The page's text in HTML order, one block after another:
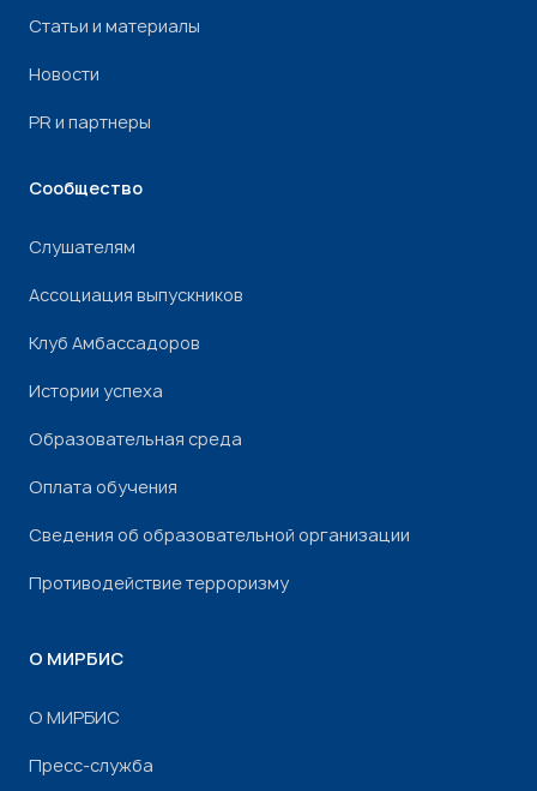
Статьи и материалы
Новости
PR и партнеры
Сообщество
Слушателям
Ассоциация выпускников
Клуб Амбассадоров
Истории успеха
Образовательная среда
Оплата обучения
Сведения об образовательной организации
Противодействие терроризму
О МИРБИС
О МИРБИС
Пресс-служба